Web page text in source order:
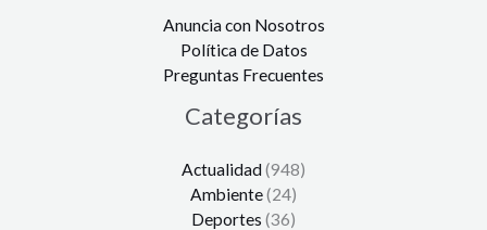
Anuncia con Nosotros
Política de Datos
Preguntas Frecuentes
Categorías
Actualidad(948)
Ambiente(24)
Deportes (36)